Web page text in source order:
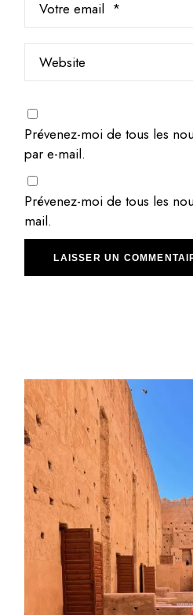
Prévenez-moi de tous les
par e-mail.
Prévenez-moi de tous les
mail.
LAISSER UN